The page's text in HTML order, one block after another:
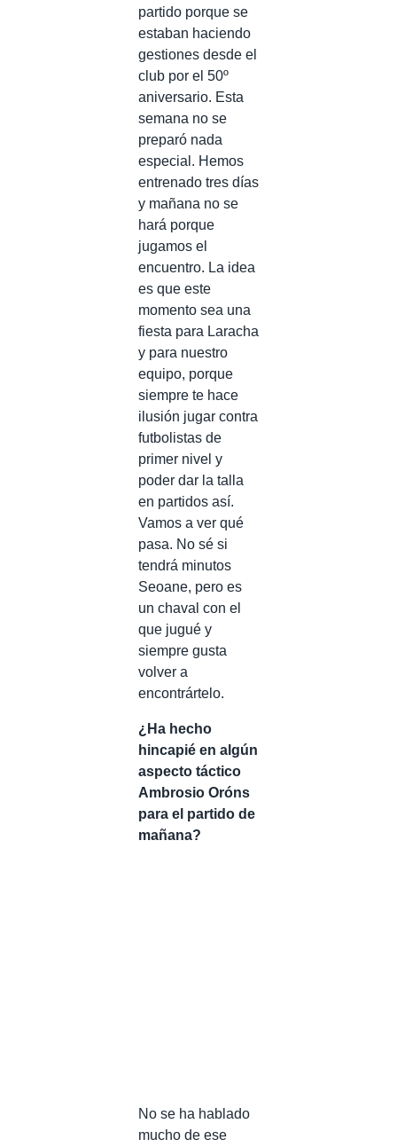
partido porque se
estaban haciendo
gestiones desde el
club por el 50º
aniversario. Esta
semana no se
preparó nada
especial. Hemos
entrenado tres días
y mañana no se
hará porque
jugamos el
encuentro. La idea
es que este
momento sea una
fiesta para Laracha
y para nuestro
equipo, porque
siempre te hace
ilusión jugar contra
futbolistas de
primer nivel y
poder dar la talla
en partidos así.
Vamos a ver qué
pasa. No sé si
tendrá minutos
Seoane, pero es
un chaval con el
que jugué y
siempre gusta
volver a
encontrártelo.
¿Ha hecho
hincapié en algún
aspecto táctico
Ambrosio Oróns
para el partido de
mañana?
No se ha hablado
mucho de ese